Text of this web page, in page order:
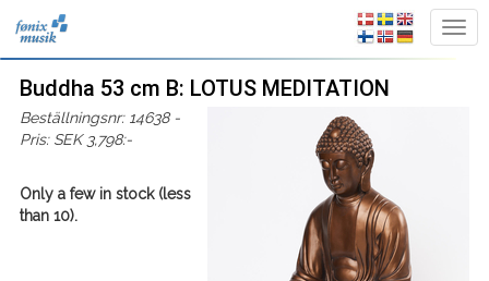
Buddha 53 cm B: LOTUS MEDITATION
Beställningsnr: 14638 -
Pris: SEK 3,798:-
Only a few in stock (less
than 10).